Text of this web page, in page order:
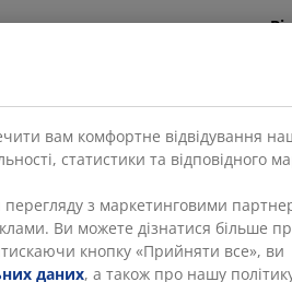
вам комфортне відвідування
статистики та відповідного
з маркетинговими
Ви можете дізнатися більше
кнопку «Прийняти все», ви
даних, а також про нашу